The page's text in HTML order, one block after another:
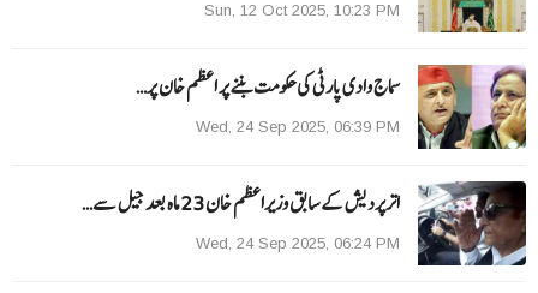
Sun, 12 Oct 2025, 10:23 PM
سماج وادی پارٹی کی حکومت بننے پر اعظم خان پر…
Wed, 24 Sep 2025, 06:39 PM
اترپردیش کے سابق وزیراعظم خان 23 ماہ بعد جیل سے…
Wed, 24 Sep 2025, 06:24 PM